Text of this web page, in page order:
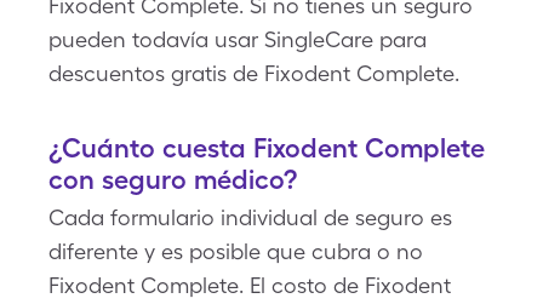
Fixodent Complete. Si no tienes un seguro
pueden todavía usar SingleCare para
descuentos gratis de Fixodent Complete.
¿Cuánto cuesta Fixodent Complete
con seguro médico?
Cada formulario individual de seguro es
diferente y es posible que cubra o no
Fixodent Complete. El costo de Fixodent